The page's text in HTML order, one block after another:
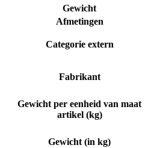
Gewicht
Afmetingen
Categorie extern
Fabrikant
Gewicht per eenheid van maat
artikel (kg)
Gewicht (in kg)